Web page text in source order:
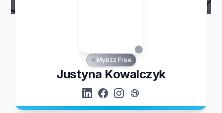
Mybzz Free
Justyna Kowalczyk